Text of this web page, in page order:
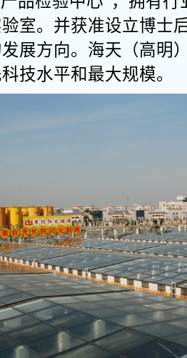
室。并获准设立博士
展方向。海天（高明
技水平和最大规模。